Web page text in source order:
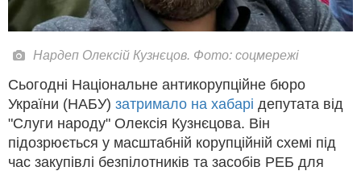
Нардеп Олексій Кузнєцов. Фото: соцмережі
Сьогодні Національне антикорупційне бюро
України (НАБУ) затримало на хабарі депутата від
"Слуги народу" Олексія Кузнєцова. Він
підозрюється у масштабній корупційній схемі під
час закупівлі безпілотників та засобів РЕБ для